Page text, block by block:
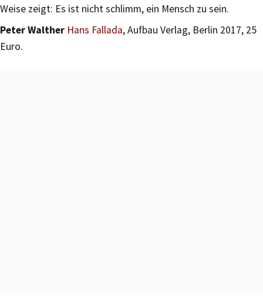
Weise zeigt: Es ist nicht schlimm, ein Mensch zu sein.
Peter Walther Hans Fallada, Aufbau Verlag, Berlin 2017, 25
Euro.